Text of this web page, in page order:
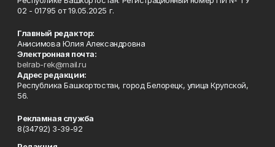
02 - 01795 от 19.05.2025 г.
Главный редактор:
Анисимова Юлия Александровна
Электронная почта:
belrab-rek@mail.ru
Адрес редакции:
Республика Башкортостан, город Белорецк, улица Крупской,
56.
Рекламная служба
8(34792) 3-39-92